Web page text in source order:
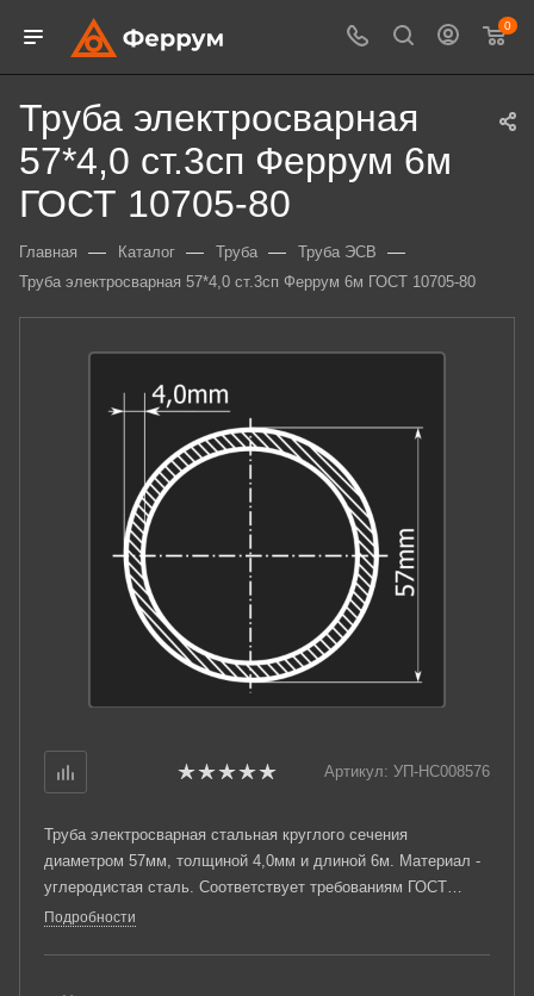
0
Труба электросварная
57*4,0 ст.3сп Феррум 6м
ГОСТ 10705-80
Главная — Каталог — Труба — Труба ЭСВ —
Труба электросварная 57*4,0 ст.3сп Феррум 6м ГОСТ 10705-80
Артикул: УП-НС008576
Труба электросварная стальная круглого сечения
диаметром 57мм, толщиной 4,0мм и длиной 6м. Материал -
углеродистая сталь. Соответствует требованиям ГОСТ
10705-80. Стандартный пакет: вес - 2,825тн., количество -
Подробности